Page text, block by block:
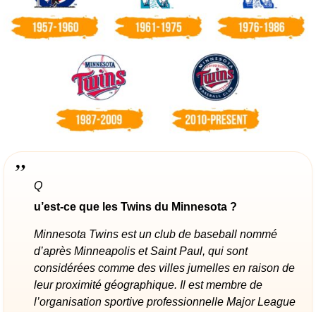
Q
u’est-ce que les Twins du Minnesota ?
Minnesota Twins est un club de baseball nommé
d’après Minneapolis et Saint Paul, qui sont
considérées comme des villes jumelles en raison de
leur proximité géographique. Il est membre de
l’organisation sportive professionnelle Major League